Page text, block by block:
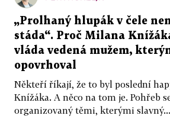
„Prolhaný hlupák v čele
stáda“. Proč Milana
vláda vedená mužem,
opovrhoval
Někteří říkají, že to byl poslední
Knížáka. A něco na tom je. Pohřeb
organizovaný těmi, kterými slavný...